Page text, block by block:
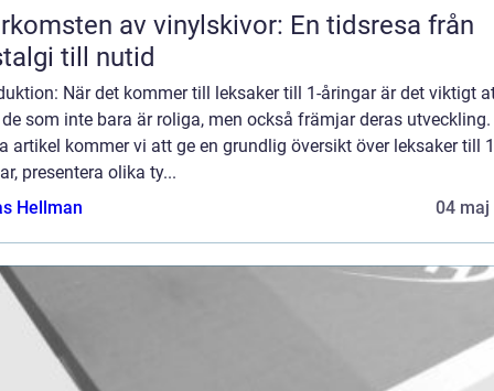
av vinylskivor: En tidsresa från
till nutid
När det kommer till leksaker till 1-åringar är det viktigt
som inte bara är roliga, men också främjar deras utveckling.
artikel kommer vi att ge en grundlig översikt över leksaker till
presentera olika ty...
Hellman
04 maj